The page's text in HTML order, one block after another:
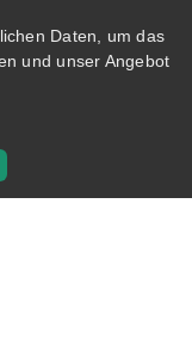
Daten, um das
und unser Angebot